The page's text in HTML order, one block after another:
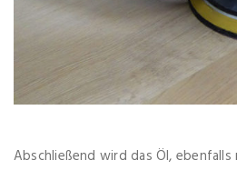
Abschließend wird das Öl,